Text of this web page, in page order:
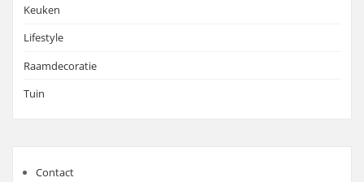
Keuken
Lifestyle
Raamdecoratie
Tuin
Contact